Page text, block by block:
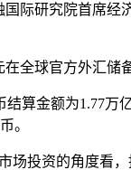
际研究院首席经
球官方外汇储备
金额为1.77万
。
投资的角度看